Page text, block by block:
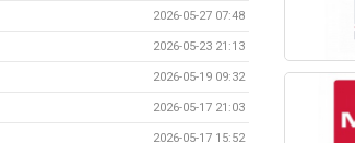
2026-05-27 07:48
2026-05-23 21:13
2026-05-19 09:32
2026-05-17 21:03
2026-05-17 15:52